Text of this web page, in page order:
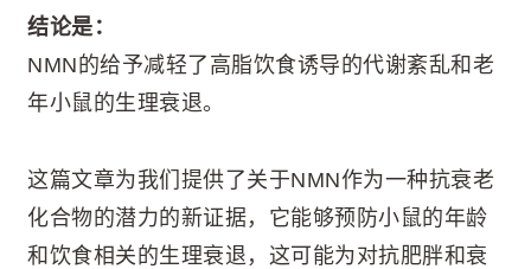
结论是：
NMN的给予减轻了高脂饮食诱导的代谢紊乱和老
年小鼠的生理衰退。
这篇文章为我们提供了关于NMN作为一种抗衰老
化合物的潜力的新证据，它能够预防小鼠的年龄
和饮食相关的生理衰退，这可能为对抗肥胖和衰